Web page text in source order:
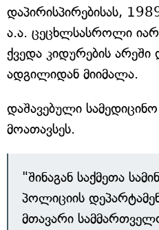
დაპირისპირებისას,
ა.ა. ცეცხლსასროლი
ქვედა კიდურების არეში
ადგილიდან მიიმალა.
დაშავებული
მოათავსეს.
"შინაგან საქმეთა
პოლიციის
მთავარი